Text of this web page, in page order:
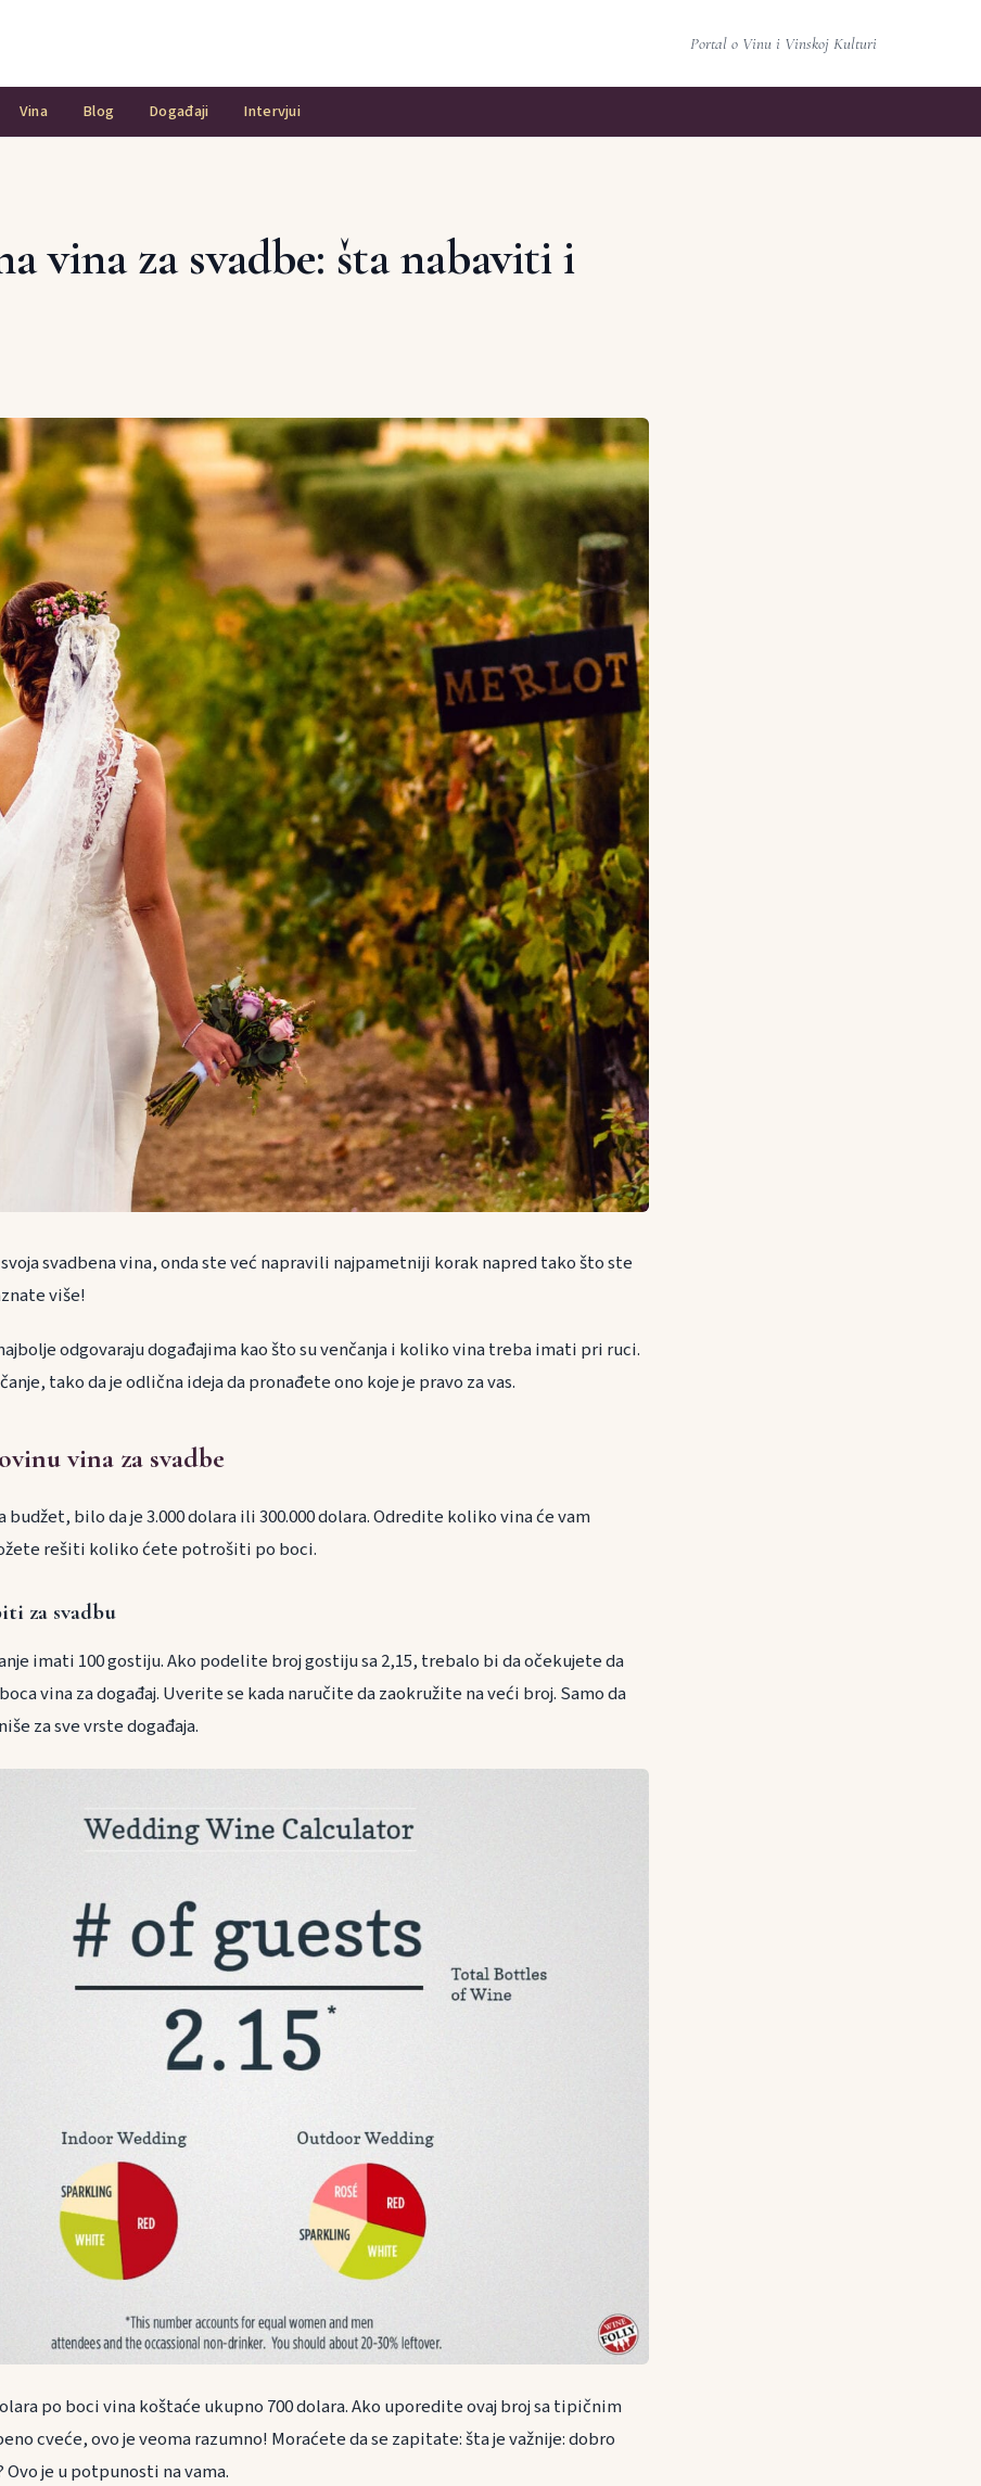
Portal o Vinu i Vinskoj Kulturi
Vina Blog Događaji Intervjui
vina za svadbe: šta nabaviti i
svadbena vina, onda ste već napravili najpametniji korak napred tako što ste
više!
odgovaraju događajima kao što su venčanja i koliko vina treba imati pri ruci.
tako da je odlična ideja da pronađete ono koje je pravo za vas.
vina za svadbe
budžet, bilo da je 3.000 dolara ili 300.000 dolara. Odredite koliko vina će vam
rešiti koliko ćete potrošiti po boci.
za svadbu
imati 100 gostiju. Ako podelite broj gostiju sa 2,15, trebalo bi da očekujete da
vina za događaj. Uverite se kada naručite da zaokružite na veći broj. Samo da
za sve vrste događaja.
po boci vina koštaće ukupno 700 dolara. Ako uporedite ovaj broj sa tipičnim
cveće, ovo je veoma razumno! Moraćete da se zapitate: šta je važnije: dobro
je u potpunosti na vama.